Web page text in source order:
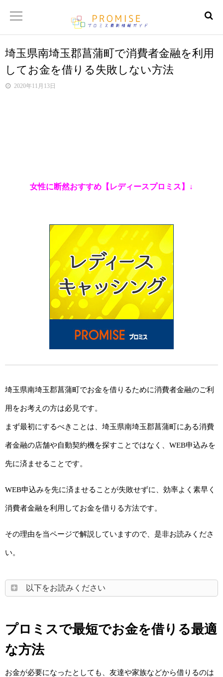
返済金額シュミレーター
【サイトマップ】
埼玉県南埼玉郡菖蒲町で消費者金融を利用
してお金を借りる失敗しない方法
2020年11月13日
女性に断然おすすめ【レディースプロミス】↓
埼玉県南埼玉郡菖蒲町でお金を借りるために消費者金融のご利
用をお考えの方は必見です。
まず最初にするべきことは、埼玉県南埼玉郡菖蒲町にある消費
者金融の店舗や自動契約機を探すことではなく、WEB申込みを
先に済ませることです。
WEB申込みを先に済ませることが失敗せずに、効率よく素早く
消費者金融を利用してお金を借りる方法です。
その理由を当ページで解説していますので、是非お読みくださ
い。
以下をお読みください
プロミスで最短でお金を借りる最適
な方法
お金が必要になったとしても、友達や家族などから借りるのは